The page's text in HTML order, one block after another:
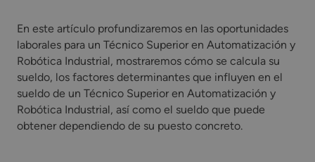
En este artículo profundizaremos en las oportunidades
laborales para un Técnico Superior en Automatización y
Robótica Industrial, mostraremos cómo se calcula su
sueldo, los factores determinantes que influyen en el
sueldo de un Técnico Superior en Automatización y
Robótica Industrial, así como el sueldo que puede
obtener dependiendo de su puesto concreto.